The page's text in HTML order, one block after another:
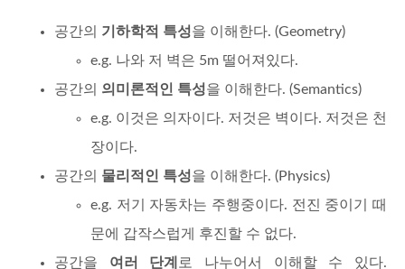
공간의 기하학적 특성을 이해한다. (Geometry)
e.g. 나와 저 벽은 5m 떨어져있다.
공간의 의미론적인 특성을 이해한다. (Semantics)
e.g. 이것은 의자이다. 저것은 벽이다. 저것은 천
장이다.
공간의 물리적인 특성을 이해한다. (Physics)
e.g. 저기 자동차는 주행중이다. 전진 중이기 때
문에 갑작스럽게 후진할 수 없다.
공간을 여러 단계 로 나누어서 이해할 수 있다.